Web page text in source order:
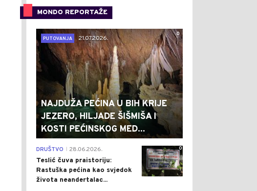
MONDO REPORTAŽE
0
PUTOVANJA
21.07.2026.
NAJDUŽA PEĆINA U BIH KRIJE
JEZERO, HILJADE ŠIŠMIŠA I
KOSTI PEĆINSKOG MED...
0
DRUŠTVO 28.06.2026.
Teslić čuva praistoriju:
Rastuška pećina kao svjedok
života neandertalac...